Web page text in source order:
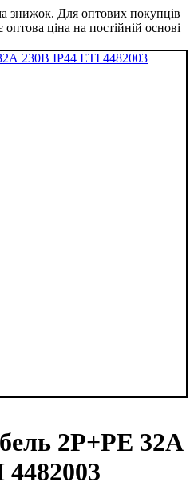
знижок. Для оптових покупців
ціна на постійній основі
2P+PE 32А